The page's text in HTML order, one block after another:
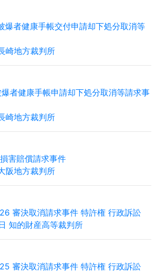
爆者健康手帳交付申請却下処分取消等
崎地方裁判所
者健康手帳申請却下処分取消等請求事
崎地方裁判所
害賠償請求事件
阪地方裁判所
審決取消請求事件 特許権 行政訴訟
知的財産高等裁判所
審決取消請求事件 特許権 行政訴訟